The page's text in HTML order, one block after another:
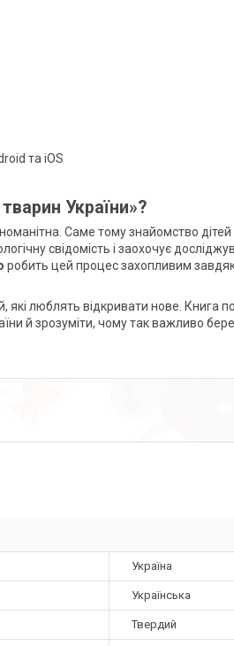
та iOS
України»?
Саме тому знайомство
свідомість і заохочує
робить цей процес захопливим
люблять відкривати нове. Книга
й зрозуміти, чому так важливо
Україна
Українська
Твердий